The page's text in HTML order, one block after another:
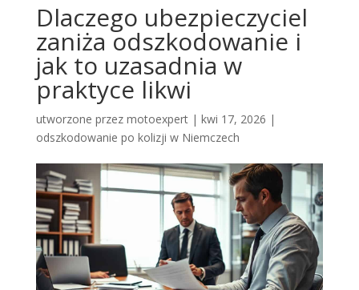
Dlaczego ubezpieczyciel
zaniża odszkodowanie i
jak to uzasadnia w
praktyce likwi
utworzone przez motoexpert| kwi 17, 2026 |
odszkodowanie po kolizji w Niemczech